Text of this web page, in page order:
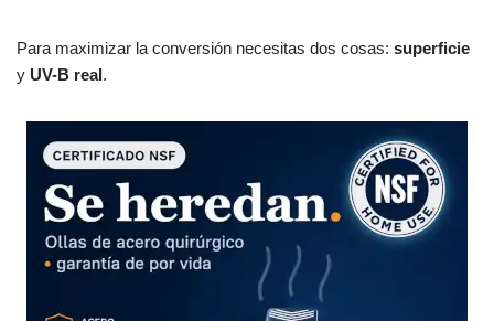
Para maximizar la conversión necesitas dos cosas: superficie
y UV-B real.